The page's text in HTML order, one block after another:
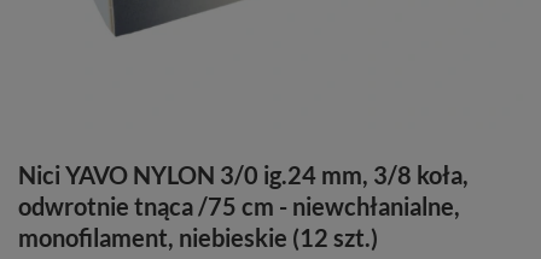
Nici YAVO NYLON 3/0 ig.24 mm, 3/8 koła,
odwrotnie tnąca /75 cm - niewchłanialne,
monofilament, niebieskie (12 szt.)